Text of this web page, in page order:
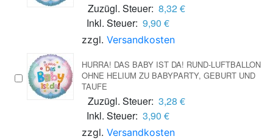
Zuzügl. Steuer: 8,32 €
Inkl. Steuer: 9,90 €
zzgl. Versandkosten
HURRA! DAS BABY IST DA! RUND-LUFTBALLON
OHNE HELIUM ZU BABYPARTY, GEBURT UND
TAUFE
Zuzügl. Steuer: 3,28 €
Inkl. Steuer: 3,90 €
zzgl. Versandkosten